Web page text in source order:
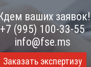
ваших заявок!
+7 (995) 100-33-55
info@fse.ms
Заказать экспертизу